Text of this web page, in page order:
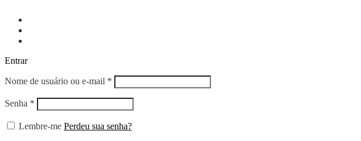
Entrar
Nome de usuário ou e-mail * Obrigatório
Senha * Obrigatório
Lembre-me Perdeu sua senha?